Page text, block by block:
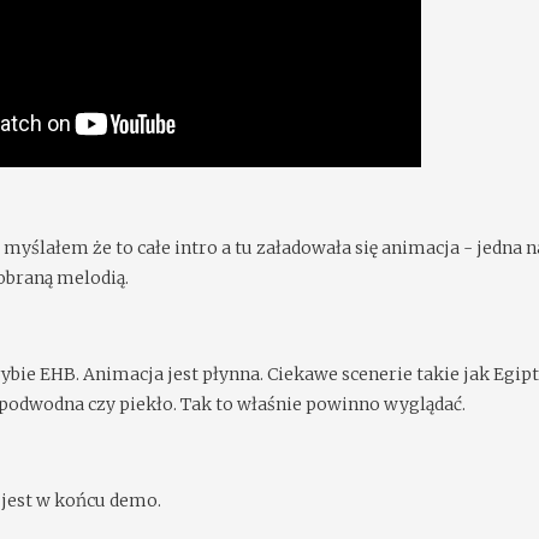
że to całe intro a tu załadowała się animacja - jedna
melodią.
EHB. Animacja jest płynna. Ciekawe scenerie takie jak
czy piekło. Tak to właśnie powinno wyglądać.
w końcu demo.